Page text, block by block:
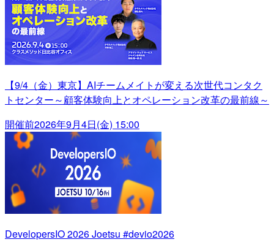
【9/4（金）東京】AIチームメイトが変える次世代コンタク
トセンター～顧客体験向上とオペレーション改革の最前線～
開催前2026年9月4日(金) 15:00
DevelopersIO 2026 Joetsu #devio2026